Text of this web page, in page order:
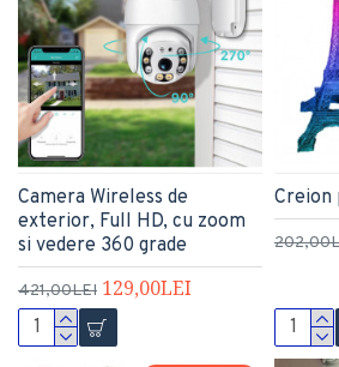
Camera Wireless de
exterior, Full HD, cu zoom
si vedere 360 grade
421,00LEI 129,00LEI
Creion